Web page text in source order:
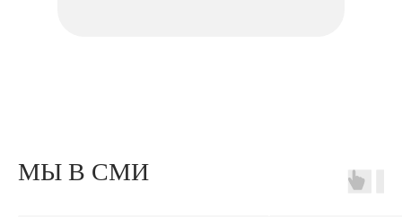
МЫ В СМИ